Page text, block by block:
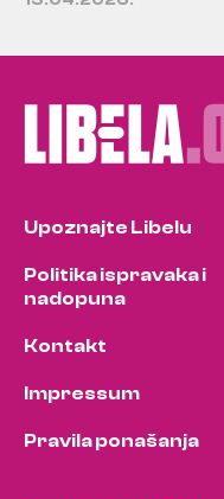
Upoznajte Libelu
Politika ispravaka i
nadopuna
Kontakt
Impressum
Pravila ponašanja